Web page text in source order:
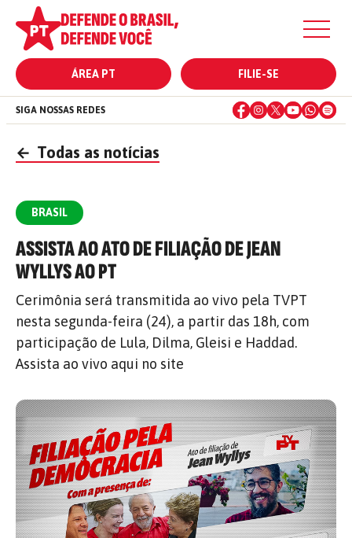
ÁREA PT FILIE-SE
SIGA NOSSAS REDES
← Todas as notícias
BRASIL
ASSISTA AO ATO DE FILIAÇÃO DE JEAN
WYLLYS AO PT
Cerimônia será transmitida ao vivo pela TVPT
nesta segunda-feira (24), a partir das 18h, com
participação de Lula, Dilma, Gleisi e Haddad.
Assista ao vivo aqui no site